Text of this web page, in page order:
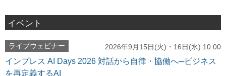
イベント
ライブウェビナー 2026年9月15日(火)・16日(水) 10:00
インプレス AI Days 2026 対話から自律・協働へ─ビジネス
を再定義するAI